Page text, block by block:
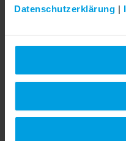
Datenschutzerklärung |